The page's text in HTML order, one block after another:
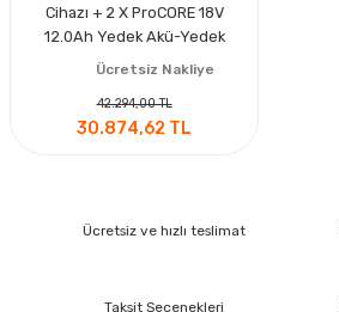
Cihazı + 2 X ProCORE 18V
12.0Ah Yedek Akü-Yedek
Batarya
Ücretsiz Nakliye
42.294,00 TL
30.874,62 TL
Ücretsiz ve hızlı teslimat
Taksit Seçenekleri